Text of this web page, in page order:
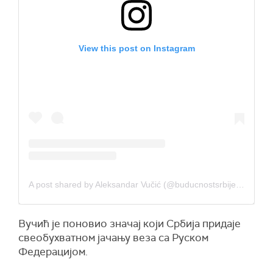
View this post on Instagram
Вучић је поновио значај који Србија придаје
свеобухватном јачању веза са Руском
Федерацијом.